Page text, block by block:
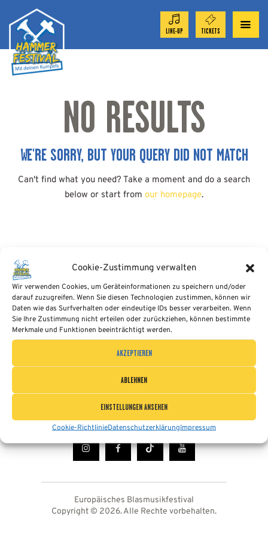
Cookie-Zustimmung verwalten
Wir verwenden Cookies, um Geräteinformationen zu speichern und/oder
darauf zuzugreifen. Wenn Sie diesen Technologien zustimmen, können wir
Daten wie das Surfverhalten oder eindeutige IDs besser verarbeiten. Wenn
Sie Ihre Zustimmung nicht erteilen oder zurückziehen, können bestimmte
Merkmale und Funktionen beeinträchtigt werden.
AKZEPTIEREN
ABLEHNEN
EINSTELLUNGEN ANSEHEN
Cookie-RichtlinieDatenschutzerklärungImpressum
LINE-UP TICKETS
ORCHESTER 2026
TICKET-SHOP
FESTIVAL
AKTUELL
APP
KONTAKT
COOKIE-RICHTLINIE
DEUTSCH
NO RESULTS
WE'RE SORRY, BUT YOUR QUERY DID NOT MATCH
Can't find what you need? Take a moment and do a search
below or start from our homepage.
Bergmannsblasorchester Aue-Bad
Schlema e.V.
Marktpassage 1
08280 Aue-Bad Schlema
info@blasmusikfest.eu
tel.: +49 (0) 3 77 2 / 3 72 46 50
Europäisches Blasmusikfestival
Copyright © 2026. Alle Rechte vorbehalten.